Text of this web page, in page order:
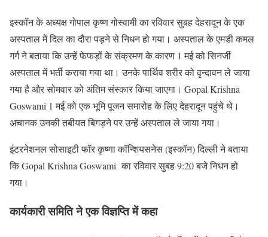
इस्कॉन के अध्यक्ष गोपाल कृष्ण गोस्वामी का रविवार सुबह देहरादून के एक
अस्पताल में दिल का दौरा पड़ने से निधन हो गया। अस्पताल के एमडी कमल
गर्ग ने बताया कि उन्हें फेफड़ों के संक्रमण के कारण 1 मई को सिनर्जी
अस्पताल में भर्ती कराया गया था। उनके पार्थिव शरीर को वृन्दावन ले जाया
गया है और सोमवार को अंतिम संस्कार किया जाएगा। Gopal Krishna
Goswami 1 मई को एक भूमि पूजन समारोह के लिए देहरादून पहुंचे थे।
अचानक उनकी तबीयत बिगड़ने पर उन्हें अस्पताल ले जाया गया।
इंटरनेशनल सोसाइटी फॉर कृष्णा कॉन्शियसनेस (इस्कॉन) दिल्ली ने बताया
कि Gopal Krishna Goswami का रविवार सुबह 9:20 बजे निधन हो
गया।
कार्यकारी समिति ने एक विज्ञप्ति में कहा